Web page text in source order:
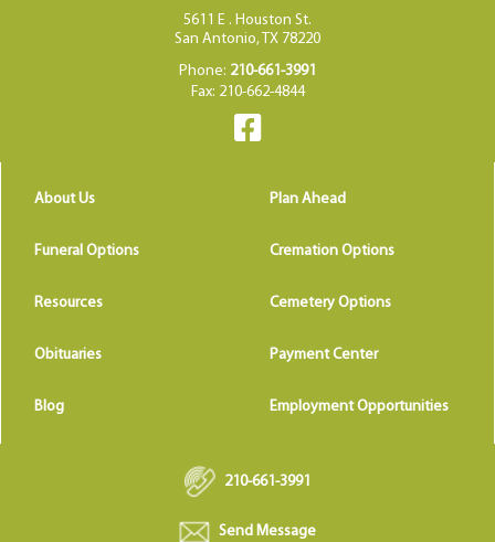
5611 E . Houston St.
San Antonio, TX 78220
Phone: 210-661-3991
Fax: 210-662-4844
About Us Plan Ahead
Funeral Options Cremation Options
Resources Cemetery Options
Obituaries Payment Center
Blog Employment Opportunities
210-661-3991
Send Message